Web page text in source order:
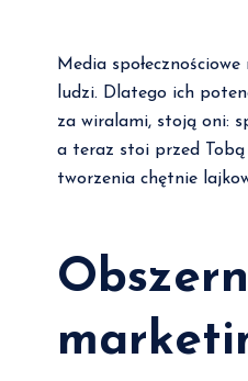
Media
ludzi. Dlatego ich
za wiralami, stoją oni:
a teraz stoi przed Tobą
tworzenia chętnie